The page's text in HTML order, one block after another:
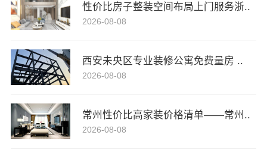
性价比房子整装空间布局上门服务浙..
2026-08-08
西安未央区专业装修公寓免费量房 ..
2026-08-08
常州性价比高家装价格清单——常州..
2026-08-08